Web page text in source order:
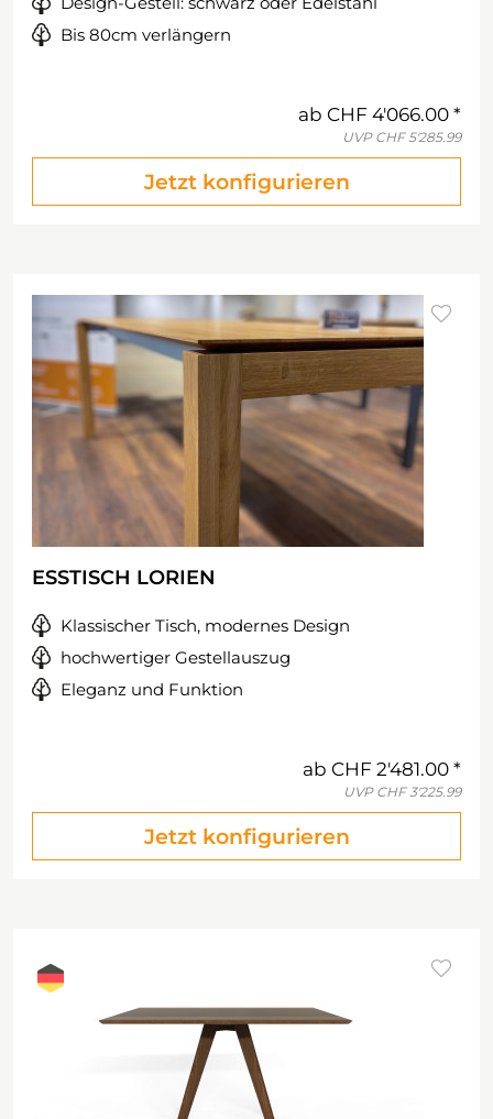
Bis 80cm verlängern
ab CHF 4'066.00
UVP CHF 5'285.99
Jetzt konfigurieren
ESSTISCH LORIEN
Klassischer Tisch, modernes Design
hochwertiger Gestellauszug
Eleganz und Funktion
ab CHF 2'481.00
UVP CHF 3'225.99
Jetzt konfigurieren